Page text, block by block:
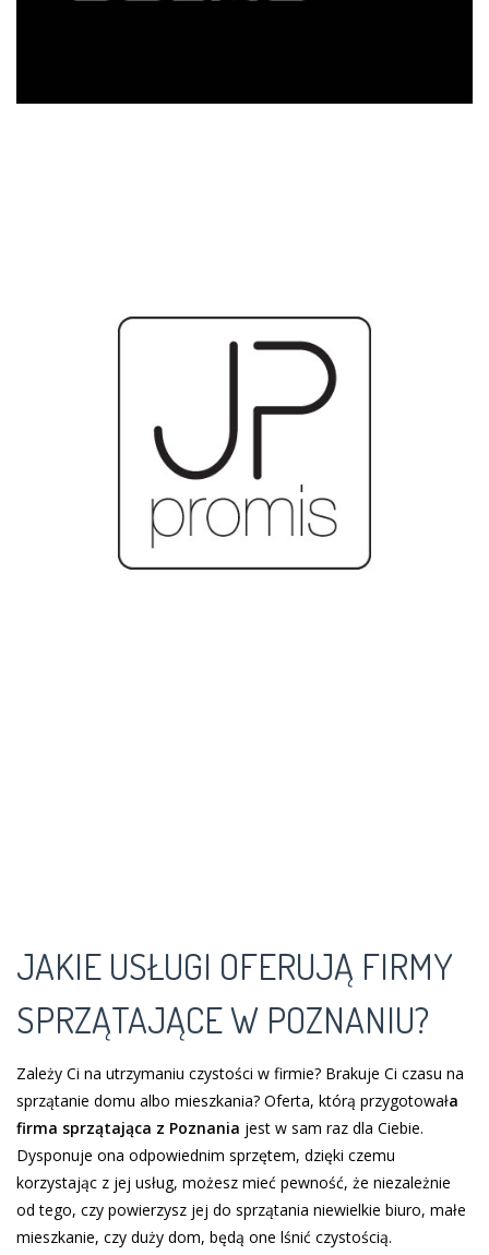
JAKIE USŁUGI OFERUJĄ FIRMY
SPRZĄTAJĄCE W POZNANIU?
Zależy Ci na utrzymaniu czystości w firmie? Brakuje Ci czasu na
sprzątanie domu albo mieszkania? Oferta, którą przygotowała
firma sprzątająca z Poznania jest w sam raz dla Ciebie.
Dysponuje ona odpowiednim sprzętem, dzięki czemu
korzystając z jej usług, możesz mieć pewność, że niezależnie
od tego, czy powierzysz jej do sprzątania niewielkie biuro, małe
mieszkanie, czy duży dom, będą one lśnić czystością.